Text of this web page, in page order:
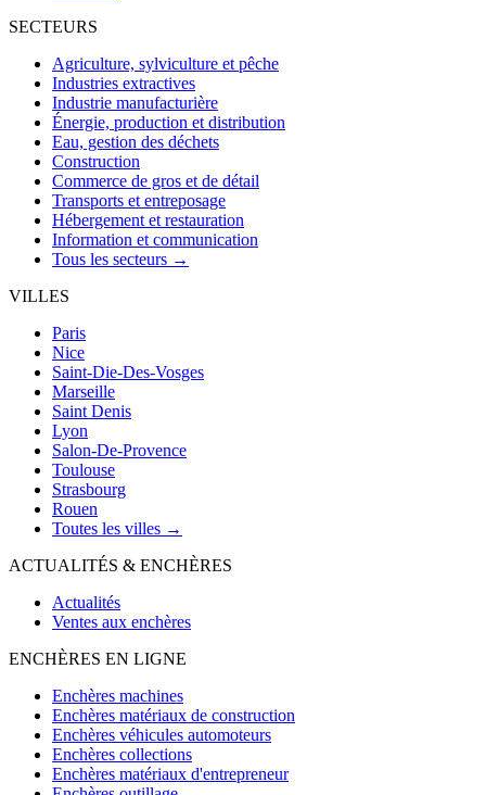
SECTEURS
Agriculture, sylviculture et pêche
Industries extractives
Industrie manufacturière
Énergie, production et distribution
Eau, gestion des déchets
Construction
Commerce de gros et de détail
Transports et entreposage
Hébergement et restauration
Information et communication
Tous les secteurs →
VILLES
Paris
Nice
Saint-Die-Des-Vosges
Marseille
Saint Denis
Lyon
Salon-De-Provence
Toulouse
Strasbourg
Rouen
Toutes les villes →
ACTUALITÉS & ENCHÈRES
Actualités
Ventes aux enchères
ENCHÈRES EN LIGNE
Enchères machines
Enchères matériaux de construction
Enchères véhicules automoteurs
Enchères collections
Enchères matériaux d'entrepreneur